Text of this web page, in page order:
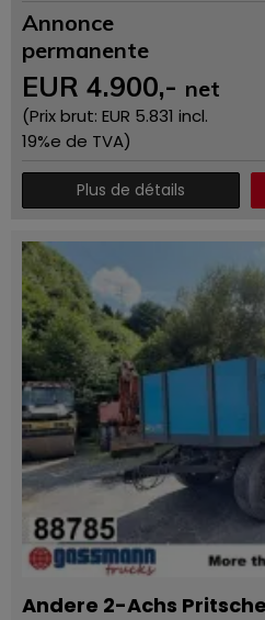
Annonce
permanente
EUR 4.900,- net
(Prix ​​brut: EUR 5.831 incl.
19%e de TVA)
Plus de détails
Andere 2-Achs